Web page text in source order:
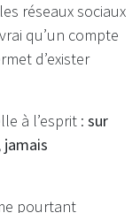
réseaux sociaux
qu’un compte
d’exister
à l’esprit : sur
pourtant